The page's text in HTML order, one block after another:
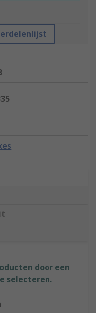
door een
selecteren.